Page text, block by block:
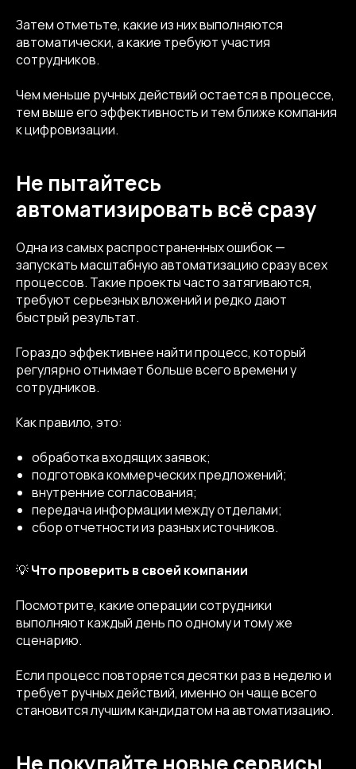
Затем отметьте, какие из них выполняются
автоматически, а какие требуют участия
сотрудников.
Чем меньше ручных действий остается в процессе,
тем выше его эффективность и тем ближе компания
к цифровизации.
Не пытайтесь
автоматизировать всё сразу
Одна из самых распространенных ошибок —
запускать масштабную автоматизацию сразу всех
процессов. Такие проекты часто затягиваются,
требуют серьезных вложений и редко дают
быстрый результат.
Гораздо эффективнее найти процесс, который
регулярно отнимает больше всего времени у
сотрудников.
Как правило, это:
обработка входящих заявок;
подготовка коммерческих предложений;
внутренние согласования;
передача информации между отделами;
сбор отчетности из разных источников.
💡Что проверить в своей компании
Посмотрите, какие операции сотрудники
выполняют каждый день по одному и тому же
сценарию.
Если процесс повторяется десятки раз в неделю и
требует ручных действий, именно он чаще всего
становится лучшим кандидатом на автоматизацию.